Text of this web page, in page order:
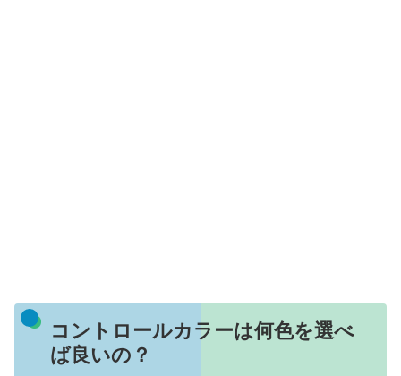
コントロールカラーは何色を選べ
ば良いの？